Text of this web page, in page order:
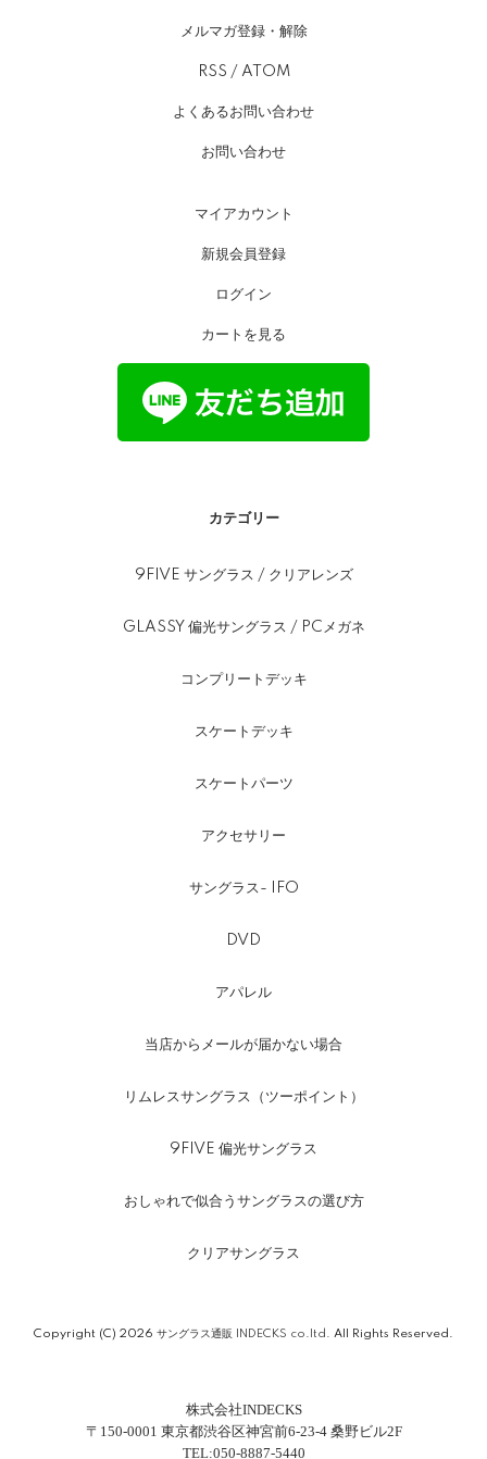
メルマガ登録・解除
RSS / ATOM
よくあるお問い合わせ
お問い合わせ
マイアカウント
新規会員登録
ログイン
カートを見る
カテゴリー
9FIVE サングラス / クリアレンズ
GLASSY 偏光サングラス / PCメガネ
コンプリートデッキ
スケートデッキ
スケートパーツ
アクセサリー
サングラス- IFO
DVD
アパレル
当店からメールが届かない場合
リムレスサングラス（ツーポイント）
9FIVE 偏光サングラス
おしゃれで似合うサングラスの選び方
クリアサングラス
株式会社INDECKS
〒150-0001 東京都渋谷区神宮前6-23-4 桑野ビル2F
TEL:050-8887-5440
Copyright (C) 2026 サングラス通販 INDECKS co.ltd. All Rights Reserved.